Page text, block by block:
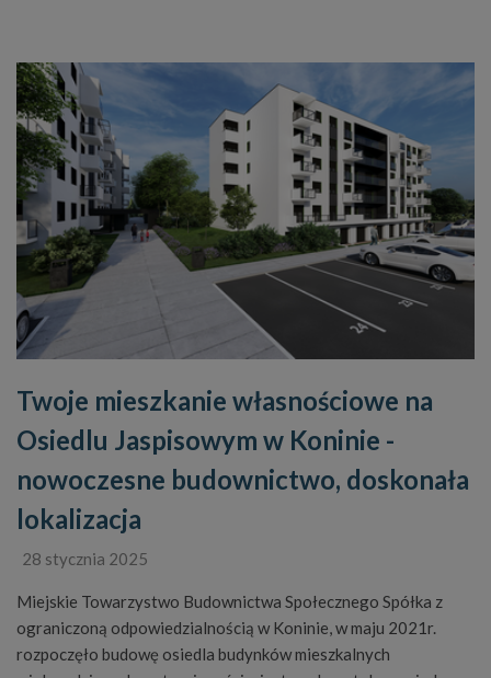
Twoje mieszkanie własnościowe na
Osiedlu Jaspisowym w Koninie -
nowoczesne budownictwo, doskonała
lokalizacja
28 stycznia 2025
Miejskie Towarzystwo Budownictwa Społecznego Spółka z
ograniczoną odpowiedzialnością w Koninie, w maju 2021r.
rozpoczęło budowę osiedla budynków mieszkalnych